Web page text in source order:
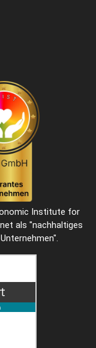
Institute for
als "nachhaltiges
".